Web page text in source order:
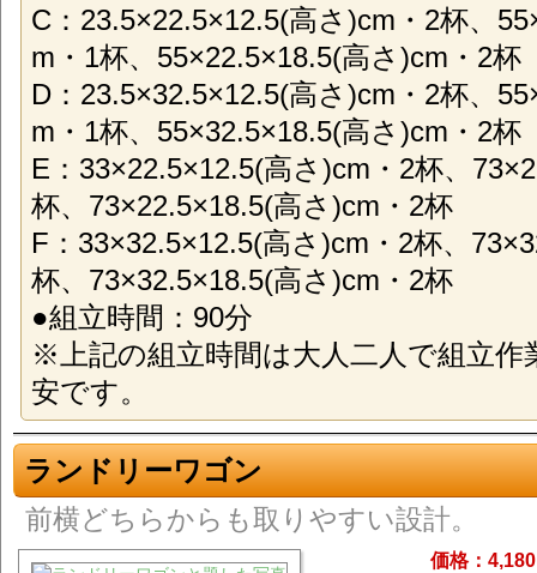
C：23.5×22.5×12.5(高さ)cm・2杯、
m・1杯、55×22.5×18.5(高さ)cm・2杯
D：23.5×32.5×12.5(高さ)cm・2杯、
m・1杯、55×32.5×18.5(高さ)cm・2杯
E：33×22.5×12.5(高さ)cm・2杯、
杯、73×22.5×18.5(高さ)cm・2杯
F：33×32.5×12.5(高さ)cm・2杯、
杯、73×32.5×18.5(高さ)cm・2杯
●組立時間：90分
※上記の組立時間は大人二人で組立作
安です。
ランドリーワゴン
前横どちらからも取りやすい設計。
価格：